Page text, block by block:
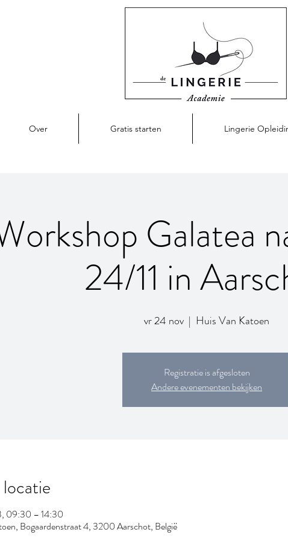
Over Gratis starten Lingerie
Galatea
24/11 in
vr 24 nov
  |
Huis Van Katoen
Registratie is afgesloten
Andere evenementen bekijken
09:30 – 14:30
Bogaardenstraat 4, 3200 Aarschot, België